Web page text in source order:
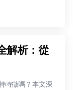
解析：從
特徵嗎？本文深